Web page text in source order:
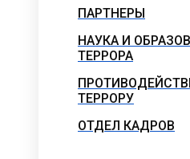
ПАРТНЕРЫ
НАУКА И
ТЕРРОРА
ТЕРРОРУ
ОТДЕЛ КАДРОВ